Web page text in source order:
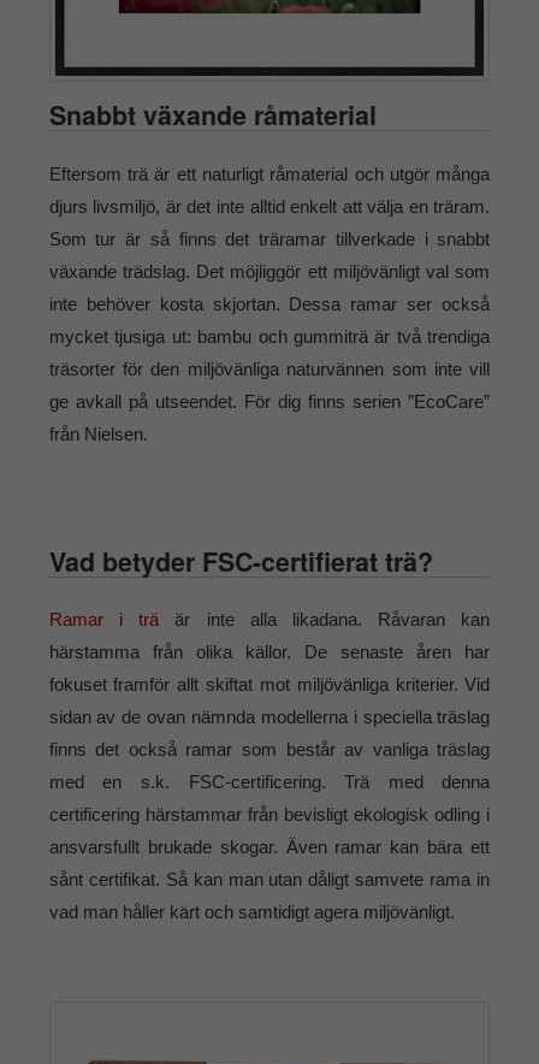
Snabbt växande råmaterial
Eftersom trä är ett naturligt råmaterial och utgör många
djurs livsmiljö, är det inte alltid enkelt att välja en träram.
Som tur är så finns det träramar tillverkade i snabbt
växande trädslag. Det möjliggör ett miljövänligt val som
inte behöver kosta skjortan. Dessa ramar ser också
mycket tjusiga ut: bambu och gummiträ är två trendiga
träsorter för den miljövänliga naturvännen som inte vill
ge avkall på utseendet. För dig finns serien ”EcoCare”
från Nielsen.
Vad betyder FSC-certifierat trä?
Ramar i trä är inte alla likadana. Råvaran kan
härstamma från olika källor. De senaste åren har
fokuset framför allt skiftat mot miljövänliga kriterier. Vid
sidan av de ovan nämnda modellerna i speciella träslag
finns det också ramar som består av vanliga träslag
med en s.k. FSC-certificering. Trä med denna
certificering härstammar från bevisligt ekologisk odling i
ansvarsfullt brukade skogar. Även ramar kan bära ett
sånt certifikat. Så kan man utan dåligt samvete rama in
vad man håller kärt och samtidigt agera miljövänligt.